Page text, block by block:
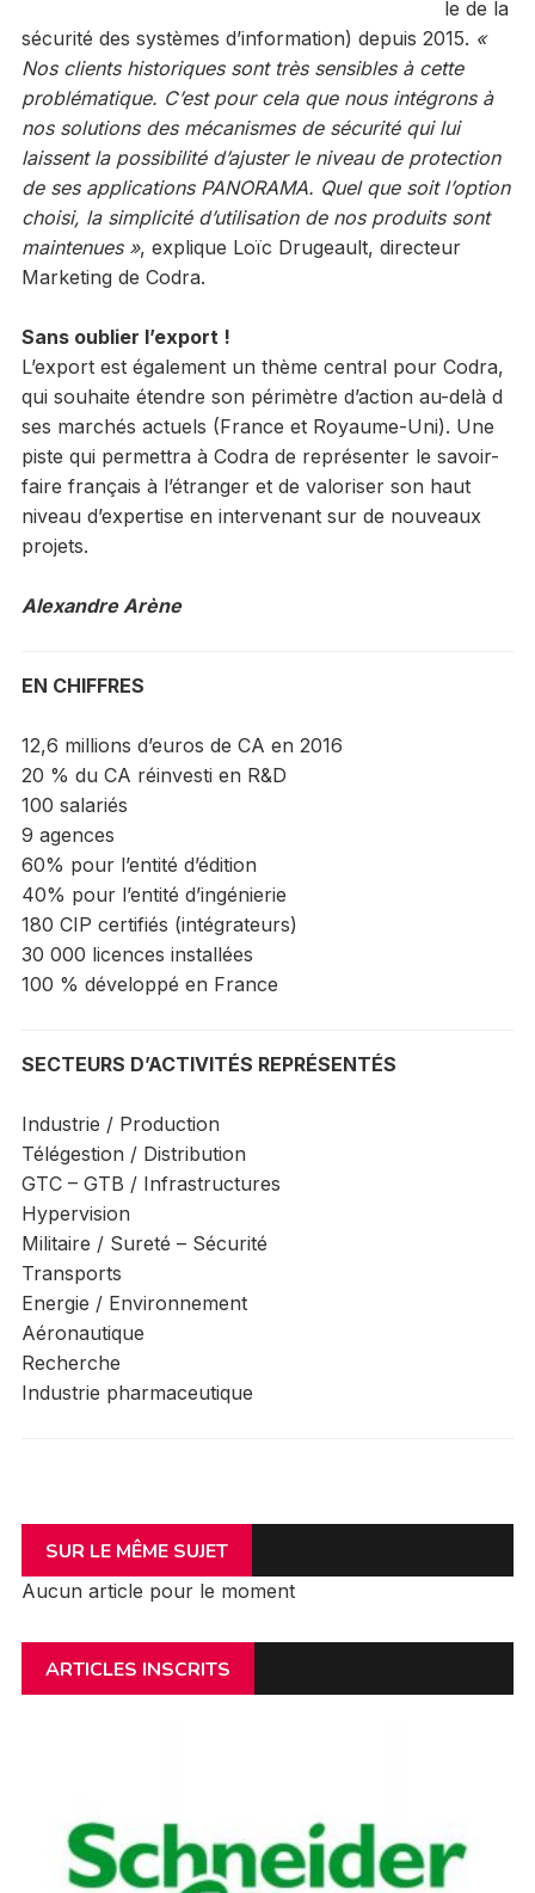
le de la
sécurité des systèmes d’information) depuis 2015. «
Nos clients historiques sont très sensibles à cette
problématique. C’est pour cela que nous intégrons à
nos solutions des mécanismes de sécurité qui lui
laissent la possibilité d’ajuster le niveau de protection
de ses applications PANORAMA. Quel que soit l’option
choisi, la simplicité d’utilisation de nos produits sont
maintenues », explique Loïc Drugeault, directeur
Marketing de Codra.
Sans oublier l’export !
L’export est également un thème central pour Codra,
qui souhaite étendre son périmètre d’action au-delà d
ses marchés actuels (France et Royaume-Uni). Une
piste qui permettra à Codra de représenter le savoir-
faire français à l’étranger et de valoriser son haut
niveau d’expertise en intervenant sur de nouveaux
projets.
Alexandre Arène
EN CHIFFRES
12,6 millions d’euros de CA en 2016
20 % du CA réinvesti en R&D
100 salariés
9 agences
60% pour l’entité d’édition
40% pour l’entité d’ingénierie
180 CIP certifiés (intégrateurs)
30 000 licences installées
100 % développé en France
SECTEURS D’ACTIVITÉS REPRÉSENTÉS
Industrie / Production
Télégestion / Distribution
GTC – GTB / Infrastructures
Hypervision
Militaire / Sureté – Sécurité
Transports
Energie / Environnement
Aéronautique
Recherche
Industrie pharmaceutique
SUR LE MÊME SUJET
Aucun article pour le moment
ARTICLES INSCRITS